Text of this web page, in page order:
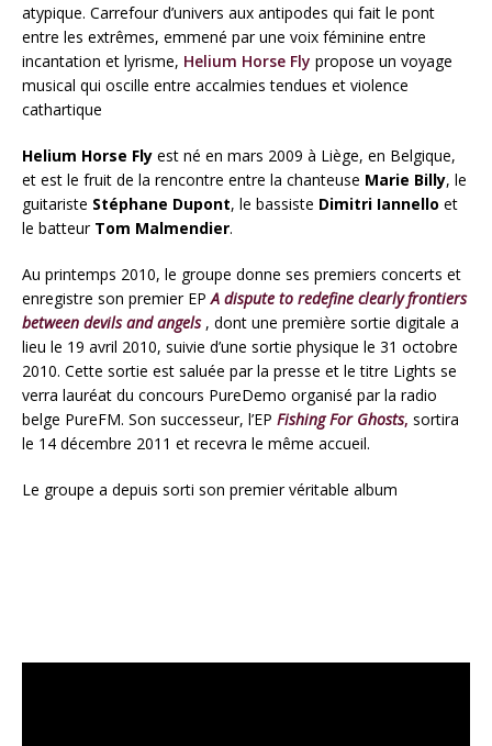
atypique. Carrefour d’univers aux antipodes qui fait le pont
entre les extrêmes, emmené par une voix féminine entre
incantation et lyrisme, Helium Horse Fly propose un voyage
musical qui oscille entre accalmies tendues et violence
cathartique
Helium Horse Fly est né en mars 2009 à Liège, en Belgique,
et est le fruit de la rencontre entre la chanteuse Marie Billy, le
guitariste Stéphane Dupont, le bassiste Dimitri Iannello et
le batteur Tom Malmendier.
Au printemps 2010, le groupe donne ses premiers concerts et
enregistre son premier EPA dispute to redefine clearly frontiers
between devils and angels , dont une première sortie digitale a
lieu le 19 avril 2010, suivie d’une sortie physique le 31 octobre
2010. Cette sortie est saluée par la presse et le titre Lights se
verra lauréat du concours PureDemo organisé par la radio
belge PureFM. Son successeur, l’EP Fishing For Ghosts, sortira
le 14 décembre 2011 et recevra le même accueil.
Le groupe a depuis sorti son premier véritable album